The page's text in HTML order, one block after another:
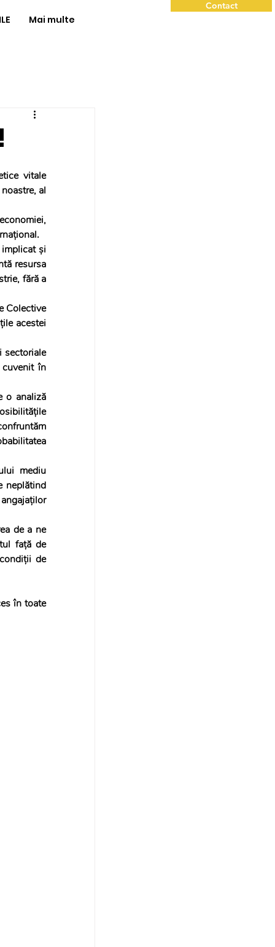
Mai multe
Contact
vitale
al
și
resursa
fără a
acestei
sectoriale
în
mediu
neplătind
față de
de
în toate